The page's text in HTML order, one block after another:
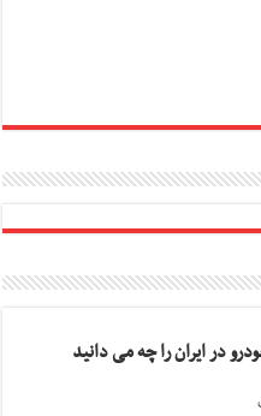
در ایران را چه می دانید